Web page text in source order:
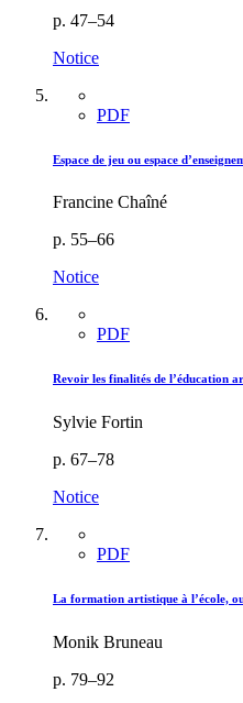
p. 47–54
Notice
PDF
Espace de jeu ou espace
Francine Chaîné
p. 55–66
Notice
PDF
Revoir les finalités de l’éducation
Sylvie Fortin
p. 67–78
Notice
PDF
La formation artistique à l’école, ou
Monik Bruneau
p. 79–92